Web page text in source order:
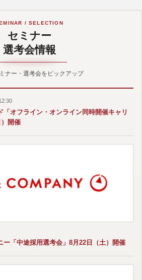
/ SELECTION
セミナー
選考会情報
ナー・選考会をピックアップ
「オフライン・オンライン同時開催キャリ
開催
ー「中途採用選考会」8月22日（土）開催